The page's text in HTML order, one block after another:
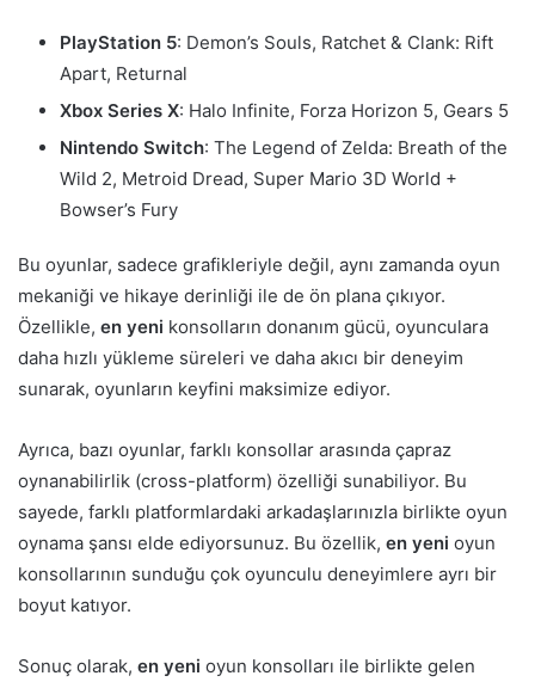
PlayStation 5: Demon’s Souls, Ratchet & Clank: Rift
Apart, Returnal
Xbox Series X: Halo Infinite, Forza Horizon 5, Gears 5
Nintendo Switch: The Legend of Zelda: Breath of the
Wild 2, Metroid Dread, Super Mario 3D World +
Bowser’s Fury
Bu oyunlar, sadece grafikleriyle değil, aynı zamanda oyun
mekaniği ve hikaye derinliği ile de ön plana çıkıyor.
Özellikle, en yeni konsolların donanım gücü, oyunculara
daha hızlı yükleme süreleri ve daha akıcı bir deneyim
sunarak, oyunların keyfini maksimize ediyor.
Ayrıca, bazı oyunlar, farklı konsollar arasında çapraz
oynanabilirlik (cross-platform) özelliği sunabiliyor. Bu
sayede, farklı platformlardaki arkadaşlarınızla birlikte oyun
oynama şansı elde ediyorsunuz. Bu özellik, en yeni oyun
konsollarının sunduğu çok oyunculu deneyimlere ayrı bir
boyut katıyor.
Sonuç olarak, en yeni oyun konsolları ile birlikte gelen